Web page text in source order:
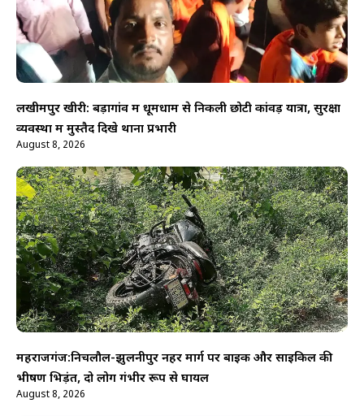
लखीमपुर खीरी: बड़ागांव में धूमधाम से निकली छोटी कांवड़ यात्रा, सुरक्षा
व्यवस्था में मुस्तैद दिखे थाना प्रभारी
August 8, 2026
महराजगंज:निचलौल-झुलनीपुर नहर मार्ग पर बाइक और साइकिल की
भीषण भिड़ंत, दो लोग गंभीर रूप से घायल
August 8, 2026